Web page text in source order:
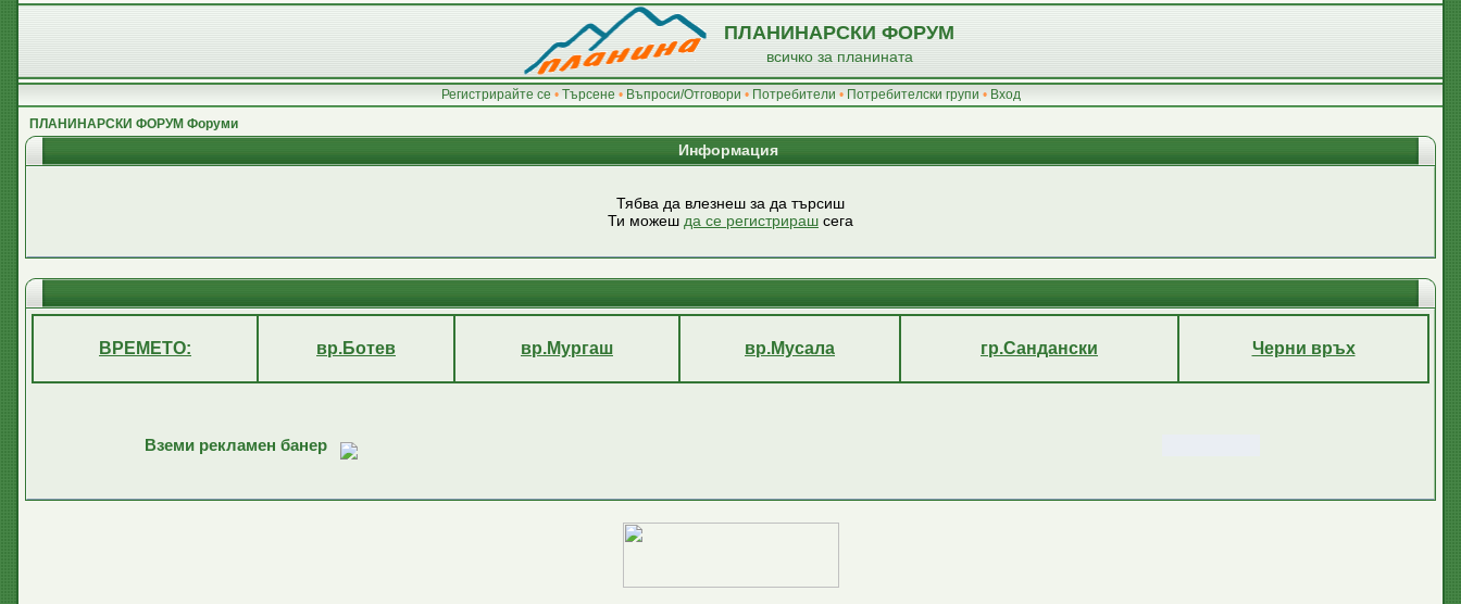
ПЛАНИНАРСКИ ФОРУМ
всичко за планината
Регистрирайте се • Търсене • Въпроси/Отговори • Потребители • Потребителски групи • Вход
ПЛАНИНАРСКИ ФОРУМ Форуми
Информация
Тябва да влезнеш за да търсиш
Ти можеш да се регистрираш сега
ВРЕМЕТО: вр.Ботев вр.Мургаш вр.Мусала гр.Сандански Черни връх
Вземи рекламен банер